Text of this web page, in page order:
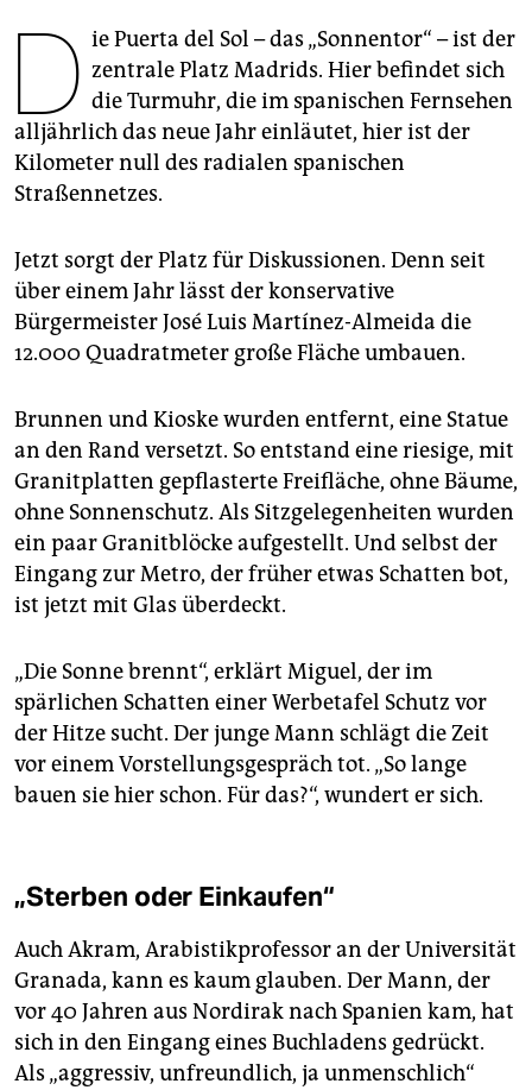
genossenschaft
epaper login
D ie Puerta del Sol – das „Sonnentor“ – ist der
zentrale Platz Madrids. Hier befindet sich
die Turmuhr, die im spanischen Fernsehen
alljährlich das neue Jahr einläutet, hier ist der
Kilometer null des radialen spanischen
Straßennetzes.
Jetzt sorgt der Platz für Diskussionen. Denn seit
über einem Jahr lässt der konservative
Bürgermeister José Luis Martínez-Almeida die
12.000 Quadratmeter große Fläche umbauen.
Brunnen und Kioske wurden entfernt, eine Statue
an den Rand versetzt. So entstand eine riesige, mit
Granitplatten gepflasterte Freifläche, ohne Bäume,
ohne Sonnenschutz. Als Sitzgelegenheiten wurden
ein paar Granitblöcke aufgestellt. Und selbst der
Eingang zur Metro, der früher etwas Schatten bot,
ist jetzt mit Glas überdeckt.
„Die Sonne brennt“, erklärt Miguel, der im
spärlichen Schatten einer Werbetafel Schutz vor
der Hitze sucht. Der junge Mann schlägt die Zeit
vor einem Vorstellungsgespräch tot. „So lange
bauen sie hier schon. Für das?“, wundert er sich.
„Sterben oder Einkaufen“
Auch Akram, Arabistikprofessor an der Universität
Granada, kann es kaum glauben. Der Mann, der
vor 40 Jahren aus Nordirak nach Spanien kam, hat
sich in den Eingang eines Buchladens gedrückt.
Als „aggressiv, unfreundlich, ja unmenschlich“